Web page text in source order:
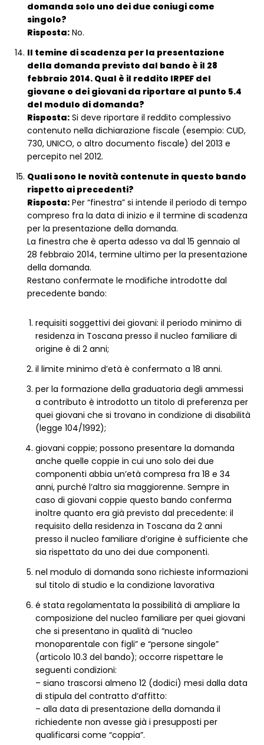
domanda solo uno dei due coniugi come
singolo?
Risposta: No.
Il temine di scadenza per la presentazione
della domanda previsto dal bando è il 28
febbraio 2014. Qual è il reddito IRPEF del
giovane o dei giovani da riportare al punto 5.4
del modulo di domanda?
Risposta: Si deve riportare il reddito complessivo
contenuto nella dichiarazione fiscale (esempio: CUD,
730, UNICO, o altro documento fiscale) del 2013 e
percepito nel 2012.
Quali sono le novità contenute in questo bando
rispetto ai precedenti?
Risposta: Per “finestra” si intende il periodo di tempo
compreso fra la data di inizio e il termine di scadenza
per la presentazione della domanda.
La finestra che è aperta adesso va dal 15 gennaio al
28 febbraio 2014, termine ultimo per la presentazione
della domanda.
Restano confermate le modifiche introdotte dal
precedente bando:
requisiti soggettivi dei giovani: il periodo minimo di
residenza in Toscana presso il nucleo familiare di
origine è di 2 anni;
il limite minimo d’età è confermato a 18 anni.
per la formazione della graduatoria degli ammessi
a contributo è introdotto un titolo di preferenza per
quei giovani che si trovano in condizione di disabilità
(legge 104/1992);
giovani coppie; possono presentare la domanda
anche quelle coppie in cui uno solo dei due
componenti abbia un’età compresa fra 18 e 34
anni, purché l’altro sia maggiorenne. Sempre in
caso di giovani coppie questo bando conferma
inoltre quanto era già previsto dal precedente: il
requisito della residenza in Toscana da 2 anni
presso il nucleo familiare d’origine è sufficiente che
sia rispettato da uno dei due componenti.
nel modulo di domanda sono richieste informazioni
sul titolo di studio e la condizione lavorativa
é stata regolamentata la possibilità di ampliare la
composizione del nucleo familiare per quei giovani
che si presentano in qualità di “nucleo
monoparentale con figli” e “persone singole”
(articolo 10.3 del bando); occorre rispettare le
seguenti condizioni:
– siano trascorsi almeno 12 (dodici) mesi dalla data
di stipula del contratto d’affitto:
– alla data di presentazione della domanda il
richiedente non avesse già i presupposti per
qualificarsi come “coppia”.